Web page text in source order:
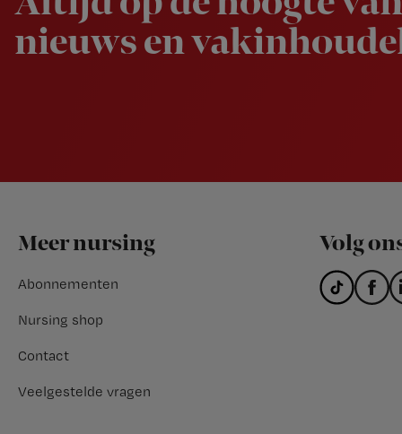
nieuws en
Footer
Meer nursing
Abonnementen
Nursing shop
Contact
Veelgestelde vragen
Volg